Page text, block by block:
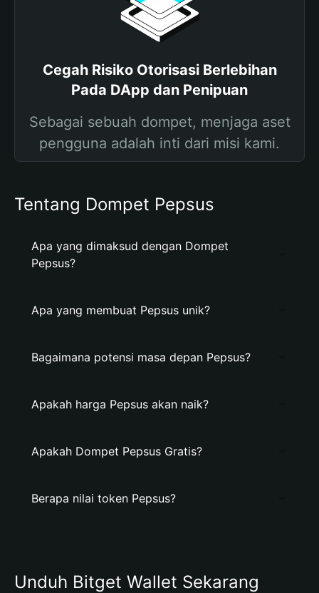
Cegah Risiko Otorisasi Berlebihan
Pada DApp dan Penipuan
Sebagai sebuah dompet, menjaga aset
pengguna adalah inti dari misi kami.
Tentang Dompet Pepsus
Apa yang dimaksud dengan Dompet
Pepsus?
Apa yang membuat Pepsus unik?
Bagaimana potensi masa depan Pepsus?
Apakah harga Pepsus akan naik?
Apakah Dompet Pepsus Gratis?
Berapa nilai token Pepsus?
Unduh Bitget Wallet Sekarang